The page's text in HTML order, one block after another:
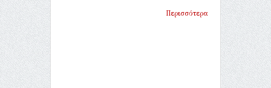
Περισσότερα